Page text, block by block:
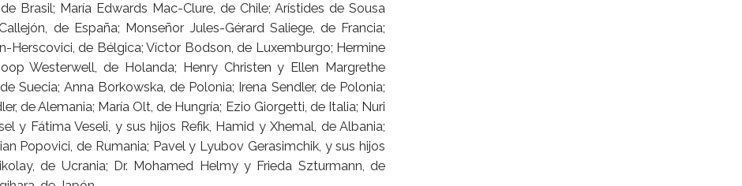
Brasil; María Edwards Mac-Clure, de Chile; Arístides de Sousa
de España; Monseñor Jules-Gérard Saliege, de Francia;
Herscovici, de Bélgica; Víctor Bodson, de Luxemburgo; Hermine
Westerwell, de Holanda; Henry Christen y Ellen Margrethe
Suecia; Anna Borkowska, de Polonia; Irena Sendler, de Polonia;
de Alemania; María Olt, de Hungría; Ezio Giorgetti, de Italia; Nuri
y Fátima Veseli, y sus hijos Refik, Hamid y Xhemal, de Albania;
Popovici, de Rumania; Pavel y Lyubov Gerasimchik, y sus hijos
de Ucrania; Dr. Mohamed Helmy y Frieda Szturmann, de